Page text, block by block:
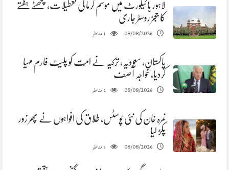
لاہور ہائیکورٹ میں موسم گرما کی تعطیلات، چھٹے ہفتے
کا ججز روسٹر جاری
08/08/2026
1مناظر
پاکستان، سعودیہ، ترکیہ نے امّت کو پلیٹ فارم مہیا
کردیا، خواجہ آصف
08/08/2026
2مناظر
نمرہ خان کی نئی پوسٹس، طلاق کی افواہوں نے پھر زور
پکڑ لیا
08/08/2026
3مناظر